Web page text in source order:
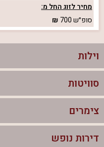
מחיר לזוג החל מ:
סופ״ש700
וילות
וילות בצפון
וילות להשכרה
סוויטות
סוויטות בצפון
צימרים לזוגות עם בריכה פרטית
צימרים
צימרים בצפון
דירות נופש